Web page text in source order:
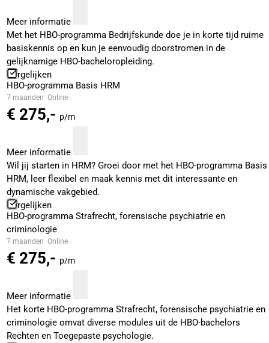
Meer informatie
Met het HBO-programma Bedrijfskunde doe je in korte tijd ruime
basiskennis op en kun je eenvoudig doorstromen in de
gelijknamige HBO-bacheloropleiding.
Vergelijken
HBO-programma Basis HRM
7 maanden Online
€ 275,- p/m
Meer informatie
Wil jij starten in HRM? Groei door met het HBO-programma Basis
HRM, leer flexibel en maak kennis met dit interessante en
dynamische vakgebied.
Vergelijken
HBO-programma Strafrecht, forensische psychiatrie en
criminologie
7 maanden Online
€ 275,- p/m
Meer informatie
Het korte HBO-programma Strafrecht, forensische psychiatrie en
criminologie omvat diverse modules uit de HBO-bachelors
Rechten en Toegepaste psychologie.